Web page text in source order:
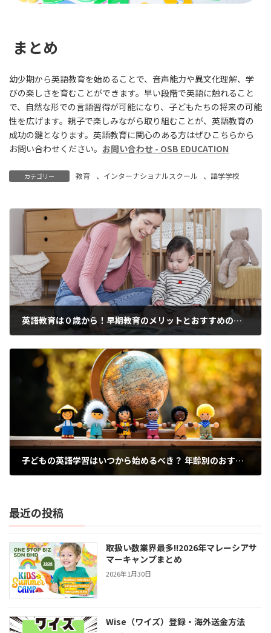
まとめ
幼少期から英語教育を始めることで、音声能力や異文化理解、学
びの楽しさを育むことができます。早い段階で英語に触れること
で、自然な形での言語習得が可能になり、子どもたちの将来の可能
性を広げます。親子で楽しみながら取り組むことが、英語教育の
成功の鍵となります。英語教育に関心のある方はぜひこちらから
お問い合わせください。 お問い合わせ - OSB EDUCATION
カテゴリー 教育 、 インターナショナルスクール 、語学学校
英語教育は０歳から！早期教育のメリットとおすすめの方法を紹介
子どもの英語学習はいつから始めるべき？ 年齢別のおすすめ方法と成功の秘訣
最近の投稿
取扱い数業界最多!!2026年マレーシアサ
マーキャンプまとめ
2026年1月30日
Wise（ワイズ）登録・海外送金方法